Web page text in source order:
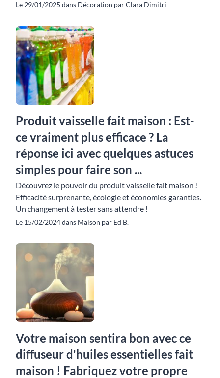
Le 29/01/2025 dans Décoration par Clara Dimitri
Produit vaisselle fait maison : Est-
ce vraiment plus efficace ? La
réponse ici avec quelques astuces
simples pour faire son ...
Découvrez le pouvoir du produit vaisselle fait maison !
Efficacité surprenante, écologie et économies garanties.
Un changement à tester sans attendre !
Le 15/02/2024 dans Maison par Ed B.
Votre maison sentira bon avec ce
diffuseur d'huiles essentielles fait
maison ! Fabriquez votre propre